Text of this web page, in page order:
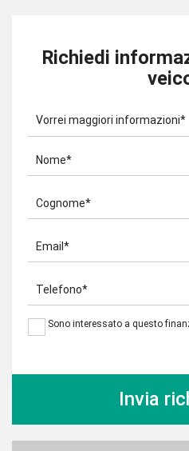
Richiedi
Vorrei maggiori informazioni*
Nome*
Cognome*
Email*
Telefono*
Sono interessato a questo